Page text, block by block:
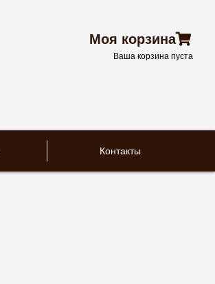
Моя корзина
Ваша корзина пуста
Контакты